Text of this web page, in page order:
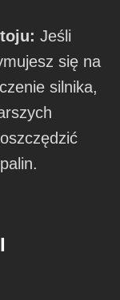
Jeśli
się na
silnika,